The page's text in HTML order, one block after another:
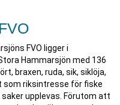
FVO ligger i
Hammarsjön med 136
braxen, ruda, sik, siklöja,
som riksintresse för fiske
upplevas. Förutom att